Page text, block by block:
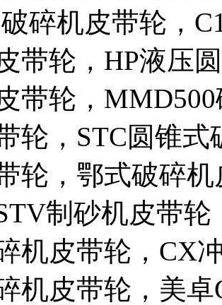
碎机皮带轮，
带轮，HP液压
带轮，
轮，STC圆锥
轮，鄂式破碎
制砂机皮带轮
机皮带轮，CX
机皮带轮，美